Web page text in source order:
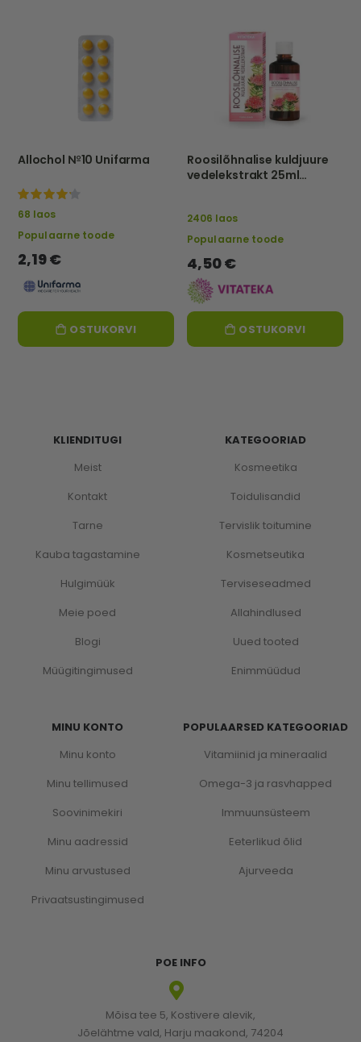
Allochol №10 Unifarma
68 laos
Populaarne toode
2,19 €
OSTUKORVI
Roosilõhnalise kuldjuure
vedelekstrakt 25ml
2406 laos
Populaarne toode
4,50 €
OSTUKORVI
KLIENDITUGI
Meist
Kontakt
Tarne
Kauba tagastamine
Hulgimüük
Meie poed
Blogi
Müügitingimused
MINU KONTO
Minu konto
Minu tellimused
Soovinimekiri
Minu aadressid
Minu arvustused
Privaatsustingimused
KATEGOORIAD
Kosmeetika
Toidulisandid
Tervislik toitumine
Kosmetseutika
Terviseseadmed
Allahindlused
Uued tooted
Enimmüüdud
POPULAARSED KATEGOORIAD
Vitamiinid ja mineraalid
Omega-3 ja rasvhapped
Immuunsüsteem
Eeterlikud õlid
Ajurveeda
POE INFO
Mõisa tee 5, Kostivere alevik,
Jõelähtme vald, Harju maakond, 74204